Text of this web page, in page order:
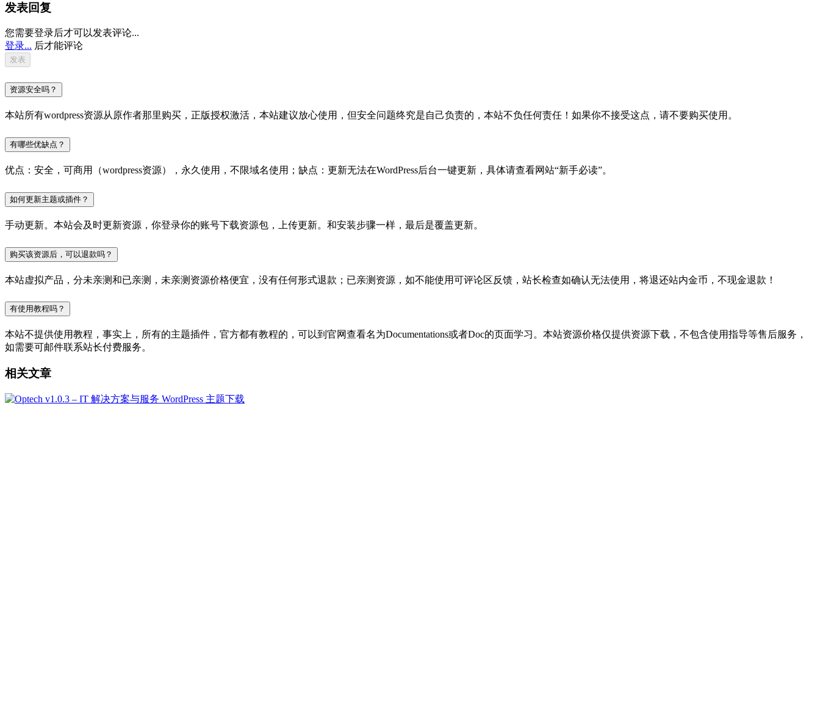
发表回复
您需要登录后才可以发表评论...
登录... 后才能评论
资源安全吗？
本站所有wordpress资源从原作者那里购买，正版授权激活，本站建议放心使用，但安全问题终究是自己负责的，本站不负任何责任！如果你不接受这点，请不要购买使用。
有哪些优缺点？
优点：安全，可商用（wordpress资源），永久使用，不限域名使用；缺点：更新无法在WordPress后台一键更新，具体请查看网站“新手必读”。
如何更新主题或插件？
手动更新。本站会及时更新资源，你登录你的账号下载资源包，上传更新。和安装步骤一样，最后是覆盖更新。
购买该资源后，可以退款吗？
本站虚拟产品，分未亲测和已亲测，未亲测资源价格便宜，没有任何形式退款；已亲测资源，如不能使用可评论区反馈，站长检查如确认无法使用，将退还站内金币，不现金退款！
有使用教程吗？
本站不提供使用教程，事实上，所有的主题插件，官方都有教程的，可以到官网查看名为Documentations或者Doc的页面学习。本站资源价格仅提供资源下载，不包含使用指导等售后服务，
如需要可邮件联系站长付费服务。
相关文章